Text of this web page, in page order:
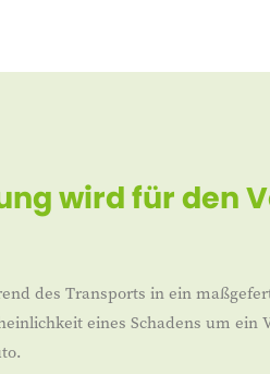
wird für den
des Transports in ein
eines Schadens um ein